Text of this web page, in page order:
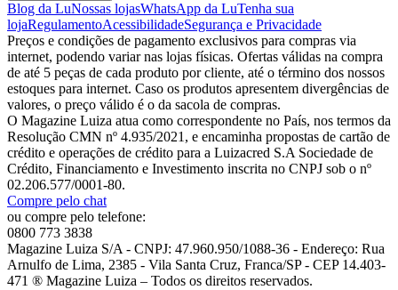
Blog da LuNossas lojasWhatsApp da LuTenha sua
lojaRegulamentoAcessibilidadeSegurança e Privacidade
Preços e condições de pagamento exclusivos para compras via
internet, podendo variar nas lojas físicas. Ofertas válidas na compra
de até 5 peças de cada produto por cliente, até o término dos nossos
estoques para internet. Caso os produtos apresentem divergências de
valores, o preço válido é o da sacola de compras.
O Magazine Luiza atua como correspondente no País, nos termos da
Resolução CMN nº 4.935/2021, e encaminha propostas de cartão de
crédito e operações de crédito para a Luizacred S.A Sociedade de
Crédito, Financiamento e Investimento inscrita no CNPJ sob o nº
02.206.577/0001-80.
Compre pelo chat
ou compre pelo telefone:
0800 773 3838
Magazine Luiza S/A - CNPJ: 47.960.950/1088-36 - Endereço: Rua
Arnulfo de Lima, 2385 - Vila Santa Cruz, Franca/SP - CEP 14.403-
471 ® Magazine Luiza – Todos os direitos reservados.